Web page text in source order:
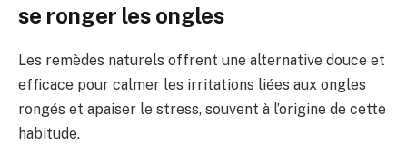
se ronger les ongles
Les remèdes naturels offrent une alternative douce et
efficace pour calmer les irritations liées aux ongles
rongés et apaiser le stress, souvent à l’origine de cette
habitude.